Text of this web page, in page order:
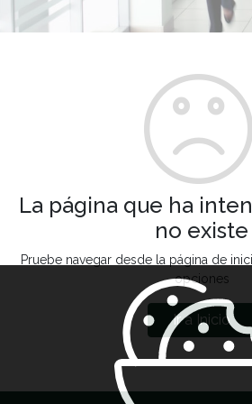
La página que ha
no existe
Pruebe navegar desde la página de
opciones
Ir a Inicio